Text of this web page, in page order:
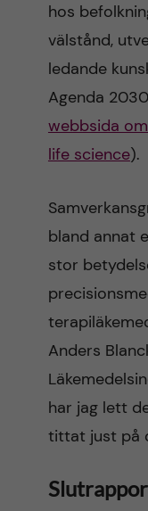
hos
välstånd,
ledande
Agenda
webbsida
life science).
bland annat
stor
Anders
har jag lett
tittat just på